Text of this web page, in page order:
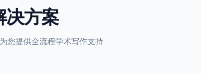
决方案
您提供全流程学术写作支持